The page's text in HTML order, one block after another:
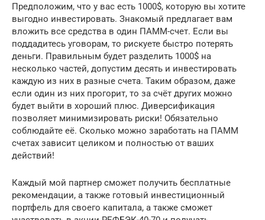
Предположим, что у вас есть 1000$, которую вы хотите
выгодно инвестировать. Знакомый предлагает вам
вложить все средства в один ПАММ-счет. Если вы
поддадитесь уговорам, то рискуете быстро потерять
деньги. Правильным будет разделить 1000$ на
несколько частей, допустим десять и инвестировать
каждую из них в разные счета. Таким образом, даже
если один из них прогорит, то за счёт других можно
будет выйти в хороший плюс. Диверсификация
позволяет минимизировать риски! Обязательно
соблюдайте её. Сколько можно заработать на ПАММ
счетах зависит целиком и полностью от ваших
действий!
Каждый мой партнер сможет получить бесплатные
рекомендации, а также готовый инвестиционный
портфель для своего капитала, а также сможет